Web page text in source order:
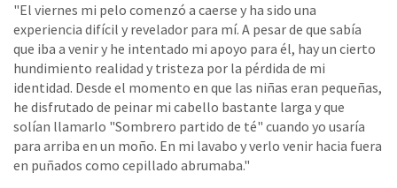
"El viernes mi pelo comenzó a caerse y ha sido una
experiencia difícil y revelador para mí. A pesar de que sabía
que iba a venir y he intentado mi apoyo para él, hay un cierto
hundimiento realidad y tristeza por la pérdida de mi
identidad. Desde el momento en que las niñas eran pequeñas,
he disfrutado de peinar mi cabello bastante larga y que
solían llamarlo "Sombrero partido de té" cuando yo usaría
para arriba en un moño. En mi lavabo y verlo venir hacia fuera
en puñados como cepillado abrumaba."